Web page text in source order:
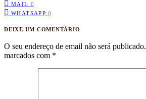
MAIL 0
WHATSAPP 0
DEIXE UM COMENTÁRIO
O seu endereço de email não será publicado.
marcados com *